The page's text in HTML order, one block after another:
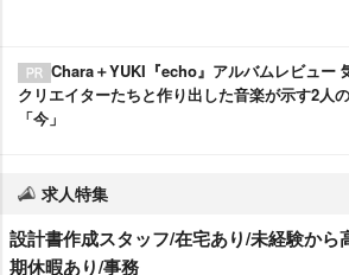
Chara＋YUKI『echo』アルバムレビュー
クリエイターたちと作り出した音楽が示す2人の
「今」
求人特集
設計書作成スタッフ/在宅あり/未経験から
期休暇あり/事務